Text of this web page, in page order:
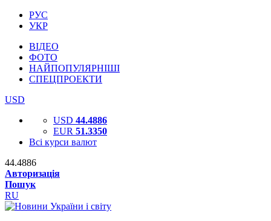
РУС
УКР
ВІДЕО
ФОТО
НАЙПОПУЛЯРНІШІ
СПЕЦПРОЕКТИ
USD
USD 44.4886
EUR 51.3350
Всі курси валют
44.4886
Авторизація
Пошук
RU